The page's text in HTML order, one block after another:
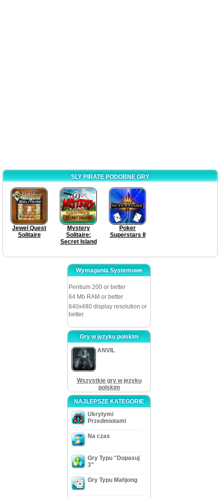
SLY PIRATE PODOBNE GRY
Jewel Quest
Solitaire
Mystery
Solitaire:
Secret Island
Poker
Superstars II
Wymagania Systemowe
Pentium 200 or better
64 Mb RAM or better
640x480 display resolution or
better
Gry w języku polskim
ANVIL
Wszystkie gry w języku
polskim
NAJLEPSZE KATEGORIE
Ukrytymi
Przedmiotami
Na czas
Gry Typu "Dopasuj
3"
Gry Typu Mahjong